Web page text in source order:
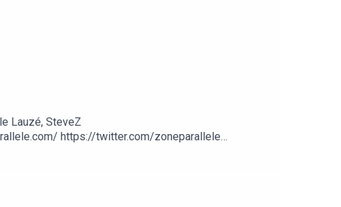
Lauzé, SteveZ
https://twitter.com/zoneparallele